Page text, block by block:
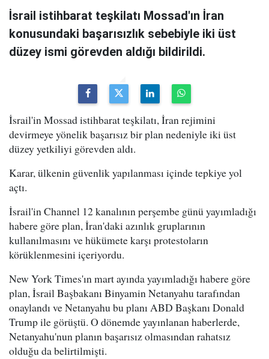
İsrail istihbarat teşkilatı Mossad'ın İran
konusundaki başarısızlık sebebiyle iki üst
düzey ismi görevden aldığı bildirildi.
İsrail'in Mossad istihbarat teşkilatı, İran rejimini
devirmeye yönelik başarısız bir plan nedeniyle iki üst
düzey yetkiliyi görevden aldı.
Karar, ülkenin güvenlik yapılanması içinde tepkiye yol
açtı.
İsrail'in Channel 12 kanalının perşembe günü yayımladığı
habere göre plan, İran'daki azınlık gruplarının
kullanılmasını ve hükümete karşı protestoların
körüklenmesini içeriyordu.
New York Times'ın mart ayında yayımladığı habere göre
plan, İsrail Başbakanı Binyamin Netanyahu tarafından
onaylandı ve Netanyahu bu planı ABD Başkanı Donald
Trump ile görüştü. O dönemde yayınlanan haberlerde,
Netanyahu'nun planın başarısız olmasından rahatsız
olduğu da belirtilmişti.